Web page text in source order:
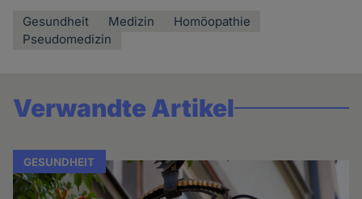
Gesundheit Medizin
Homöopathie
Pseudomedizin
Verwandte Artikel
GESUNDHEIT